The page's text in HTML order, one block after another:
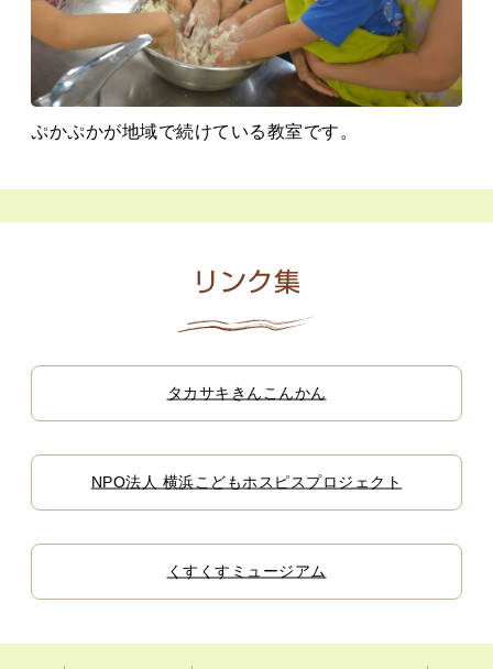
ぷかぷかが地域で続けている教室です。
リンク集
タカサキきんこんかん
NPO法人 横浜こどもホスピスプロジェクト
くすくすミュージアム